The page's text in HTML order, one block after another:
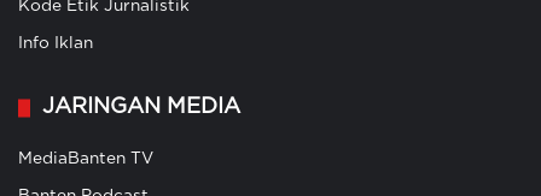
Kode Etik Jurnalistik
Info Iklan
JARINGAN MEDIA
MediaBanten TV